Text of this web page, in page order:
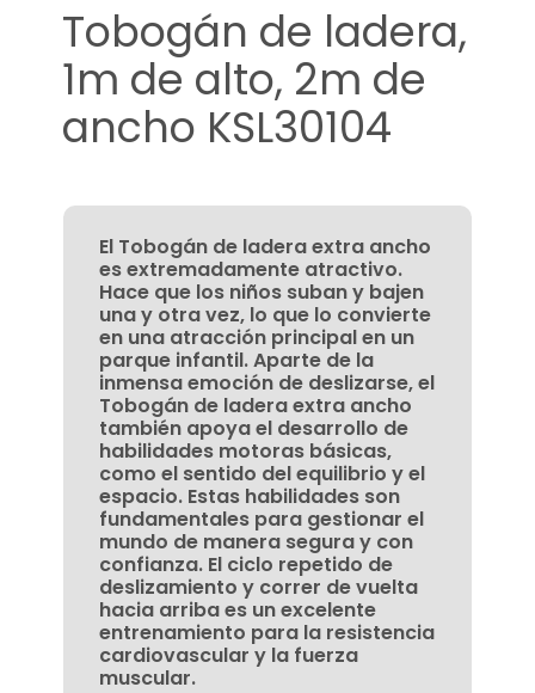
Tobogán de ladera,
1m de alto, 2m de
ancho KSL30104
El Tobogán de ladera extra ancho
es extremadamente atractivo.
Hace que los niños suban y bajen
una y otra vez, lo que lo convierte
en una atracción principal en un
parque infantil. Aparte de la
inmensa emoción de deslizarse, el
Tobogán de ladera extra ancho
también apoya el desarrollo de
habilidades motoras básicas,
como el sentido del equilibrio y el
espacio. Estas habilidades son
fundamentales para gestionar el
mundo de manera segura y con
confianza. El ciclo repetido de
deslizamiento y correr de vuelta
hacia arriba es un excelente
entrenamiento para la resistencia
cardiovascular y la fuerza
muscular.